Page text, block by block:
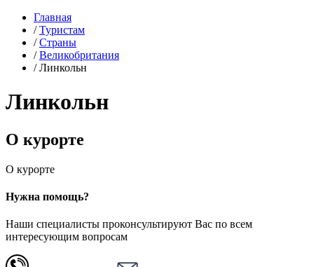
Главная
/Туристам
/Страны
/Великобритания
/Линкольн
Линкольн
О курорте
О курорте
Нужна помощь?
Наши специалисты проконсультируют Вас по всем
интересующим вопросам